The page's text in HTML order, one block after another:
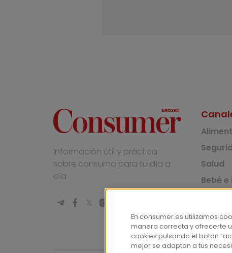
Información útil y práctica
sobre consumo para tu día a
día
Salud
Bebé
En consumer.es utilizamos
manera correcta y ofrecerte
cookies pulsando el botón
mejor se adaptan a tus